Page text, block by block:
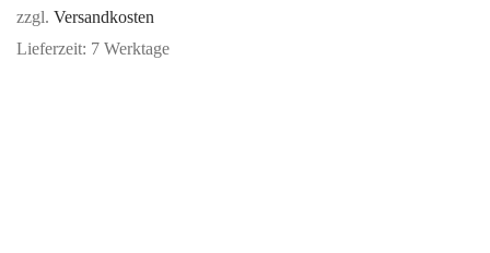
zzgl. Versandkosten
Lieferzeit: 7 Werktage